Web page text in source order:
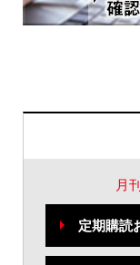
月
定期購読